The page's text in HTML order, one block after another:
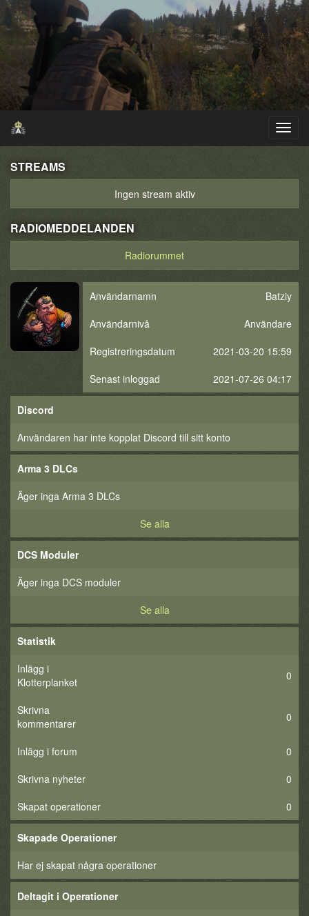
STREAMS
Ingen stream aktiv
RADIOMEDDELANDEN
Radiorummet
Användarnamn
Batziy
Användarnivå
Användare
Registreringsdatum
2021-03-20 15:59
Senast inloggad
2021-07-26 04:17
Discord
Användaren har inte kopplat Discord till sitt konto
Arma 3 DLCs
Äger inga Arma 3 DLCs
Se alla
DCS Moduler
Äger inga DCS moduler
Se alla
Statistik
Inlägg i
Klotterplanket
0
Skrivna
kommentarer
0
Inlägg i forum
0
Skrivna nyheter
0
Skapat operationer
0
Skapade Operationer
Har ej skapat några operationer
Deltagit i Operationer